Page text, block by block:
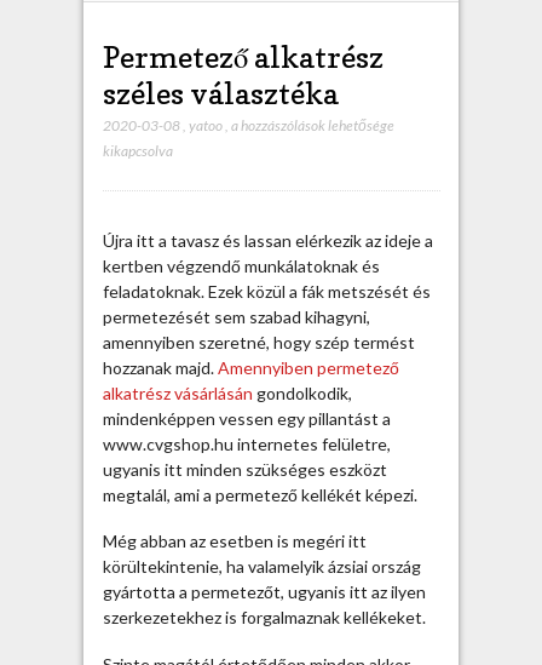
Permetező alkatrész
széles választéka
2020-03-08, yatoo, P
t
e
z
ő
a
l
k
a
t
r
é
l
a hozzászólások lehetősége
kikapcsolva
Újra itt a tavasz és lassan elérkezik az ideje a
kertben végzendő munkálatoknak és
feladatoknak. Ezek közül a fák metszését és
permetezését sem szabad kihagyni,
amennyiben szeretné, hogy szép termést
hozzanak majd.Amennyiben permetező
alkatrész vásárlásán gondolkodik,
mindenképpen vessen egy pillantást a
www.cvgshop.hu internetes felületre,
ugyanis itt minden szükséges eszközt
megtalál, ami a permetező kellékét képezi.
Még abban az esetben is megéri itt
körültekintenie, ha valamelyik ázsiai ország
gyártotta a permetezőt, ugyanis itt az ilyen
szerkezetekhez is forgalmaznak kellékeket.